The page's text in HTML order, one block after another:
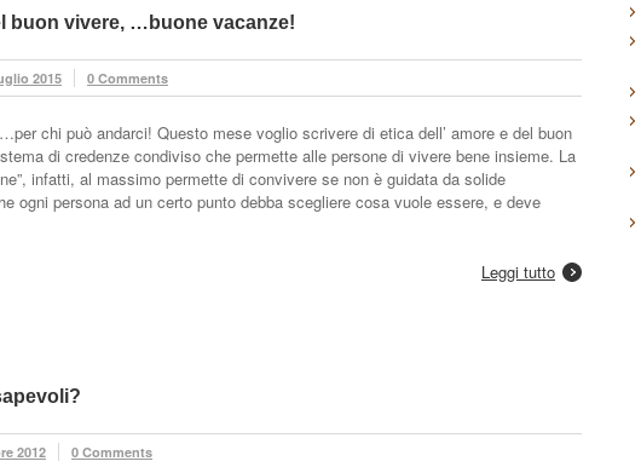
buon vivere, …buone vacanze!
2015 0 Comments
chi può andarci! Questo mese voglio scrivere di etica dell’ amore e del buon
di credenze condiviso che permette alle persone di vivere bene insieme. La
infatti, al massimo permette di convivere se non è guidata da solide
ogni persona ad un certo punto debba scegliere cosa vuole essere, e deve
Leggi tutto
2012 0 Comments